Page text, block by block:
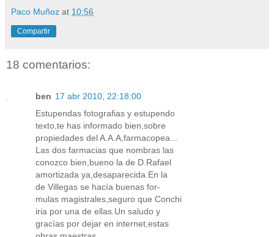
Paco Muñoz at 10:56
Compartir
18 comentarios:
ben 17 abr 2010, 22:18:00
Estupendas fotografias y estupendo
texto,te has informado bien,sobre
propiedades del A.A.A,farmacopea...
Las dos farmacias que nombras las
conozco bien,bueno la de D.Rafael
amortizada ya,desaparecida.En la
de Villegas se hacía buenas for-
mulas magistrales,seguro que Conchi
iria por una de ellas.Un saludo y
gracías por dejar en internet,estas